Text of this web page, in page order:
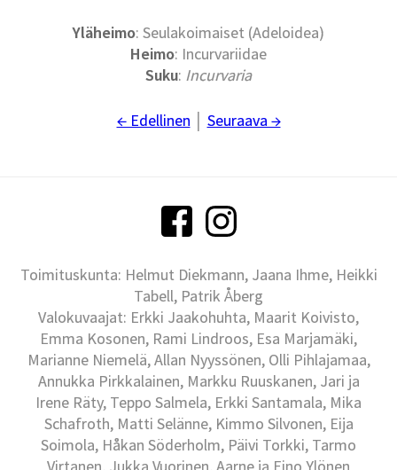
Yläheimo: Seulakoimaiset (Adeloidea)
Heimo: Incurvariidae
Suku: Incurvaria
← Edellinen Seuraava →
Toimituskunta: Helmut Diekmann, Jaana Ihme, Heikki
Tabell, Patrik Åberg
Valokuvaajat: Erkki Jaakohuhta, Maarit Koivisto,
Emma Kosonen, Rami Lindroos, Esa Marjamäki,
Marianne Niemelä, Allan Nyyssönen, Olli Pihlajamaa,
Annukka Pirkkalainen, Markku Ruuskanen, Jari ja
Irene Räty, Teppo Salmela, Erkki Santamala, Mika
Schafroth, Matti Selänne, Kimmo Silvonen, Eija
Soimola, Håkan Söderholm, Päivi Torkki, Tarmo